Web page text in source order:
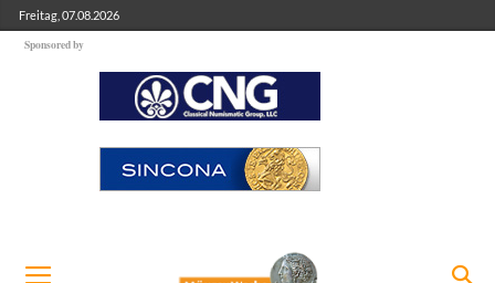
Freitag, 07.08.2026
Sponsored by